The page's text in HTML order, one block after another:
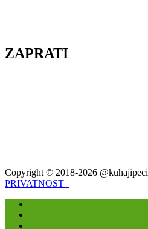
ZAPRATI
Copyright © 2018-2026
PRIVATNOST